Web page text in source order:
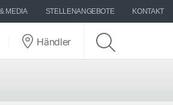
MEDIA STELLENANGEBOTE KONTAKT
Händler